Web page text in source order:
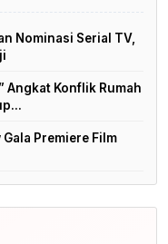
Nominasi Serial TV,
Angkat Konflik Rumah
Premiere Film